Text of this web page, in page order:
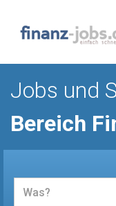
Jobs und
Bereich